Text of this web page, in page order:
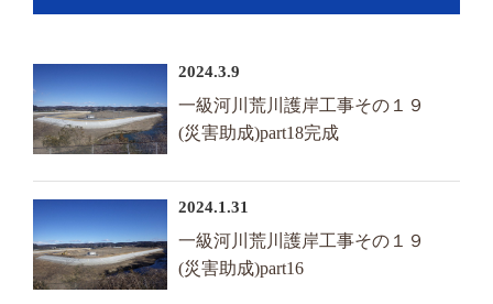
2024.3.9
一級河川荒川護岸工事その１９
(災害助成)part18完成
2024.1.31
一級河川荒川護岸工事その１９
(災害助成)part16